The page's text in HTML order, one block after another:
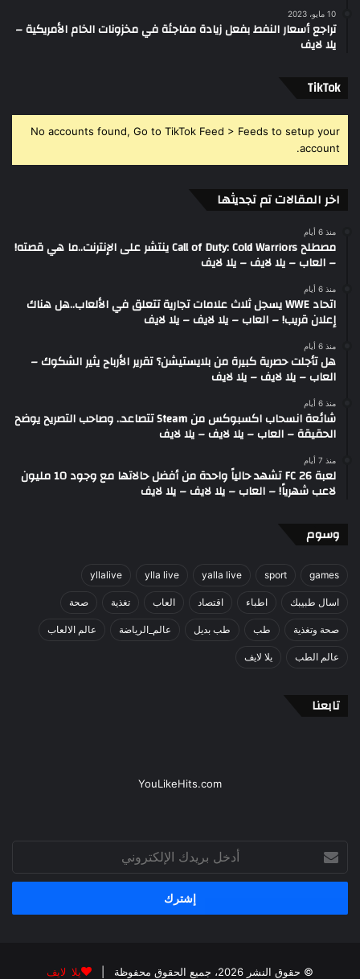
10 مايو، 2023
تراجع أسعار النفط بفعل زيادة مفاجئة في مخزونات الخام الأمريكية –
يلا لايف
‫TikTok
No accounts found, Go to TikTok Feed > Feeds to setup your
account.
اخر المقالات تم تجديثها
منذ 6 أيام
مصطلح Call of Duty: Cold Warriors ينتشر على الإنترنت..ما هي قصته!
– العاب – يلا لايف – يلا لايف
منذ 6 أيام
اتحاد WWE يسجل ثلاث علامات تجارية تتعلق في الألعاب..هل هناك
إعلان قريب! – العاب – يلا لايف – يلا لايف
منذ 6 أيام
هل تأجلت حصرية كبيرة من بلايستيشن؟ تقرير الأرباح يثير الشكوك –
العاب – يلا لايف – يلا لايف
منذ 6 أيام
شائعة انسحاب اكسبوكس من Steam تتصاعد.. وصاحب التصريح يوضح
الحقيقة – العاب – يلا لايف – يلا لايف
منذ 7 أيام
لعبة FC 26 تشهد حالياً واحدة من أفضل حالاتها مع وجود 10 مليون
لاعب شهرياً! – العاب – يلا لايف – يلا لايف
وسوم
games
sport
yalla live
ylla live
yllalive
اسال طبيبك اطباء اقتصاد العاب تغذية صحة
صحة وتغذية طب طب بديل عالم_الرياضة عالم الالعاب
عالم الطب يلا لايف
تابعنا
YouLikeHits.com
بريدك
الإلكتروني
© حقوق النشر 2026، جميع الحقوق محفوظة | يلا لايف